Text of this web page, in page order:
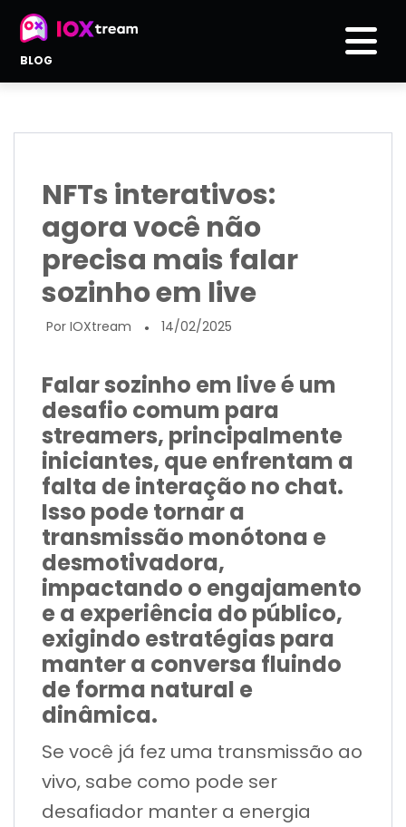
BLOG
NFTs interativos:
agora você não
precisa mais falar
sozinho em live
Por IOXtream ● 14/02/2025
Falar sozinho em live é um
desafio comum para
streamers, principalmente
iniciantes, que enfrentam a
falta de interação no chat.
Isso pode tornar a
transmissão monótona e
desmotivadora,
impactando o engajamento
e a experiência do público,
exigindo estratégias para
manter a conversa fluindo
de forma natural e
dinâmica.
Se você já fez uma transmissão ao
vivo, sabe como pode ser
desafiador manter a energia